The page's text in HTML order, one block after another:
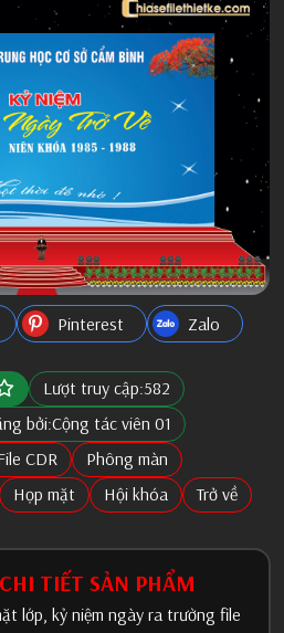
Pinterest
Zalo
Lượt truy cập:582
bởi:Cộng tác viên 01
CDR
Phông màn
Họp mặt Hội khóa
Trở về
TIẾT SẢN PHẨM
lớp, kỷ niệm ngày ra trường file